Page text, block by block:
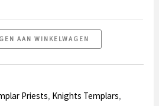
AAN WINKELWAGEN
Priests, Knights Templars,